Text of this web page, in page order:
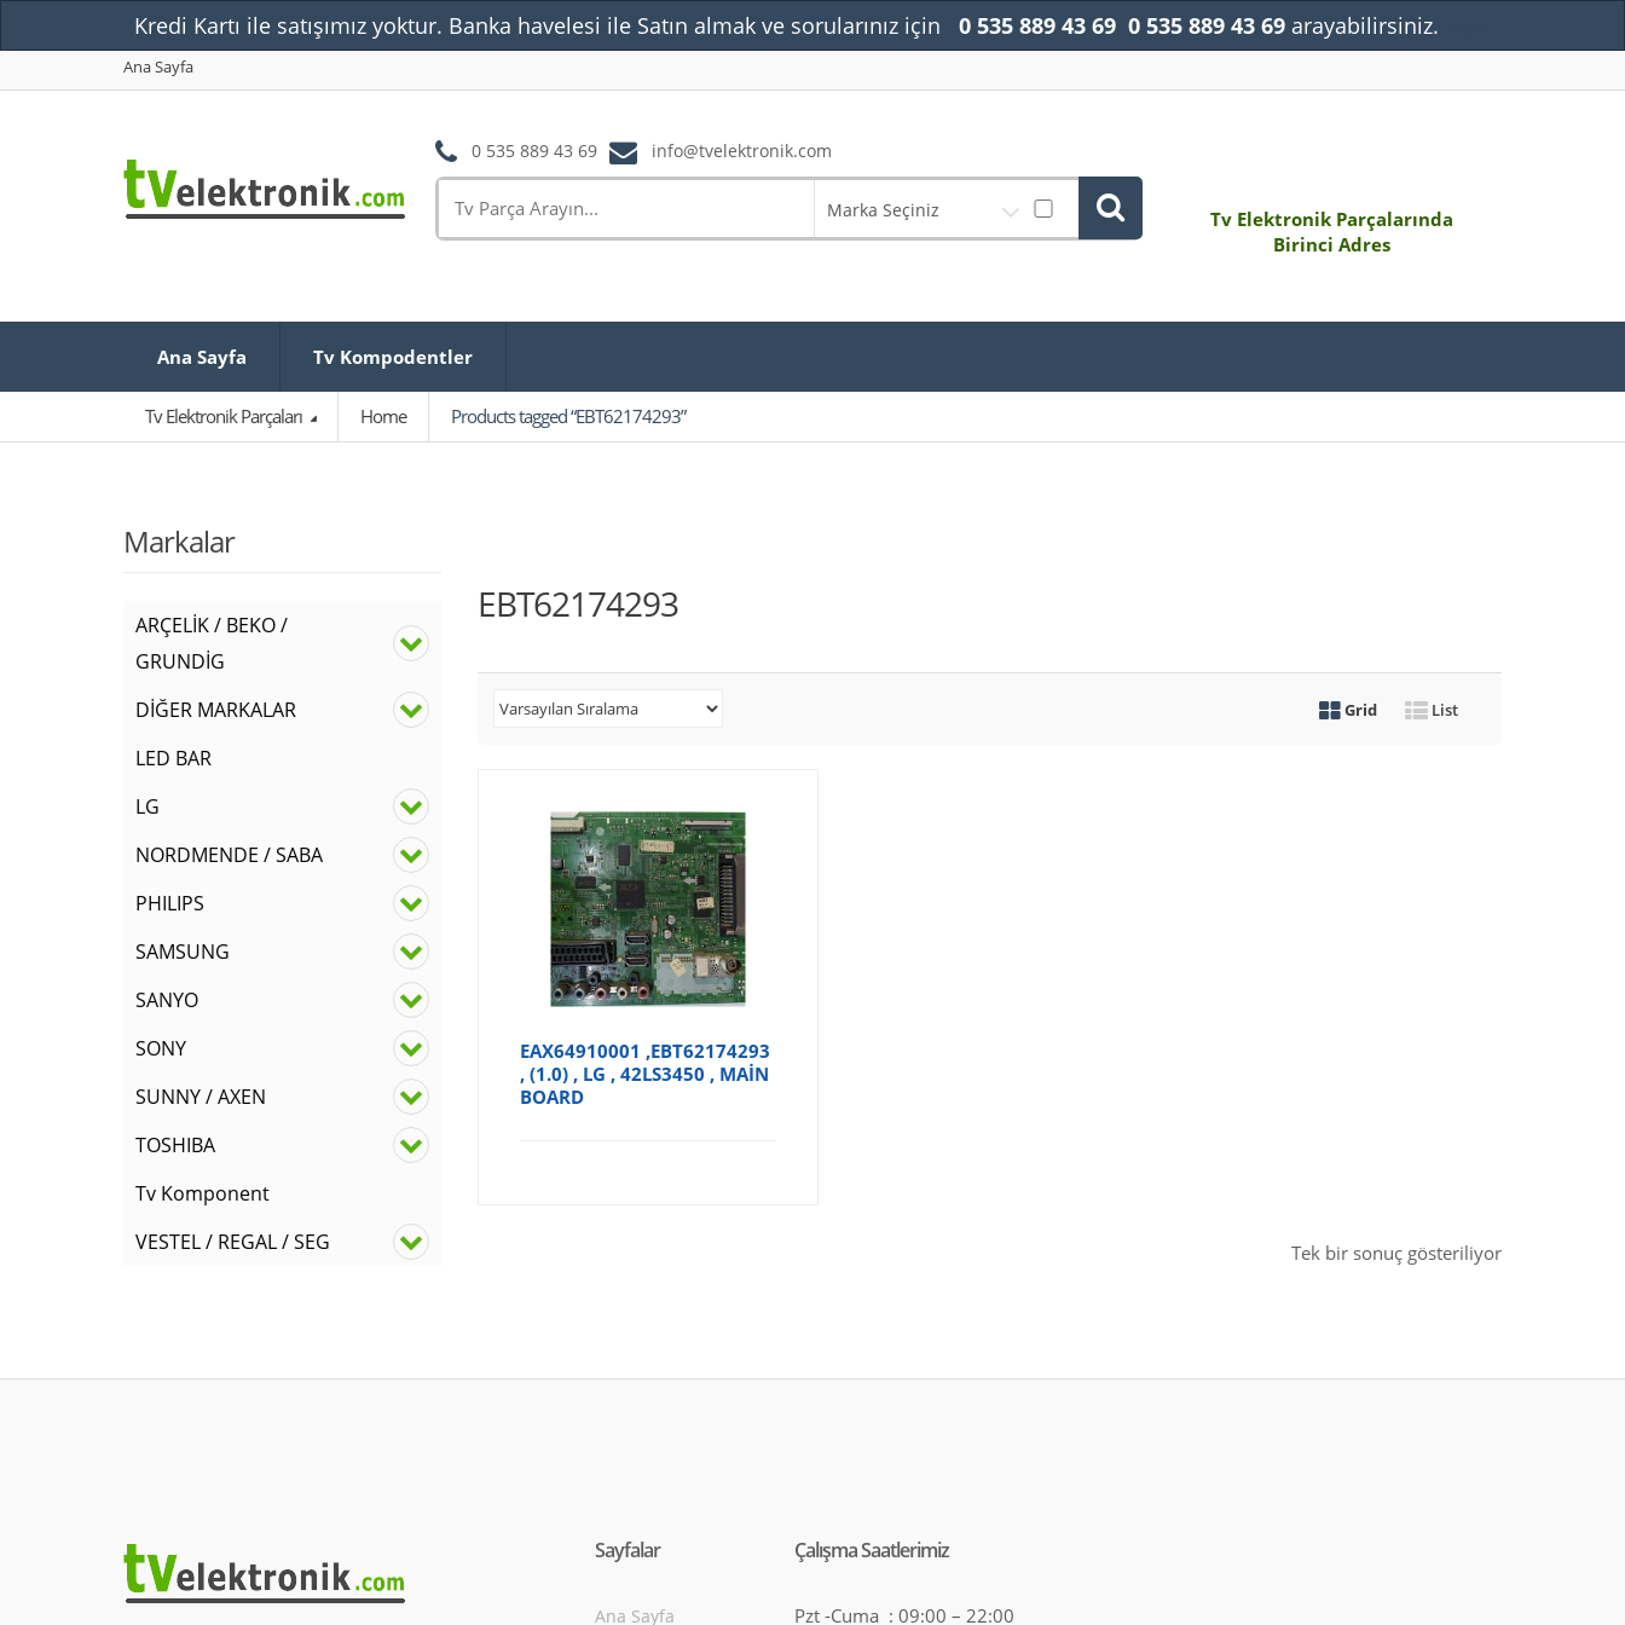
Ana Sayfa
0 535 889 43 69 info@tvelektronik.com
Marka Seçiniz
Tv Elektronik Parçalarında
Birinci Adres
Ana Sayfa Tv Kompodentler
Tv Elektronik Parçaları Home Products tagged “EBT62174293”
EBT62174293
Grid List
EAX64910001 ,EBT62174293
, (1.0) , LG , 42LS3450 , MAİN
BOARD
Tek bir sonuç gösteriliyor
Markalar
ARÇELİK / BEKO /
GRUNDİG
DİĞER MARKALAR
LED BAR
LG
NORDMENDE / SABA
PHILIPS
SAMSUNG
SANYO
SONY
SUNNY / AXEN
TOSHIBA
Tv Komponent
VESTEL / REGAL / SEG
Sayfalar
Ana Sayfa
Çalışma Saatlerimiz
Pzt -Cuma : 09:00 – 22:00
Kredi Kartı ile satışımız yoktur. Banka havelesi ile Satın almak ve sorularınız için 0 535 889 43 69 0 535 889 43 69 arayabilirsiniz.